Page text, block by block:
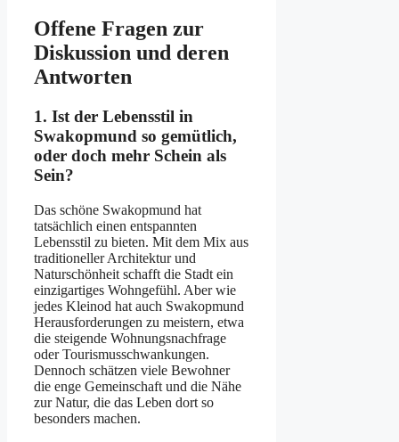
Offene Fragen zur
Diskussion und deren
Antworten
1. Ist der Lebensstil in
Swakopmund so gemütlich,
oder doch mehr Schein als
Sein?
Das schöne Swakopmund hat
tatsächlich einen entspannten
Lebensstil zu bieten. Mit dem Mix aus
traditioneller Architektur und
Naturschönheit schafft die Stadt ein
einzigartiges Wohngefühl. Aber wie
jedes Kleinod hat auch Swakopmund
Herausforderungen zu meistern, etwa
die steigende Wohnungsnachfrage
oder Tourismusschwankungen.
Dennoch schätzen viele Bewohner
die enge Gemeinschaft und die Nähe
zur Natur, die das Leben dort so
besonders machen.